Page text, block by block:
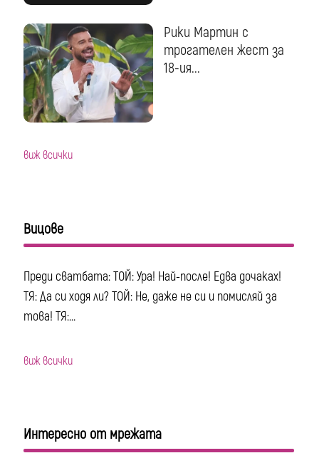
Рики Мартин с
трогателен жест за
18-ия...
виж всички
Вицове
Преди сватбата: ТОЙ: Ура! Най-после! Едва дочаках!
ТЯ: Да си ходя ли? ТОЙ: Не, даже не си и помисляй за
това! ТЯ:...
виж всички
Интересно от мрежата